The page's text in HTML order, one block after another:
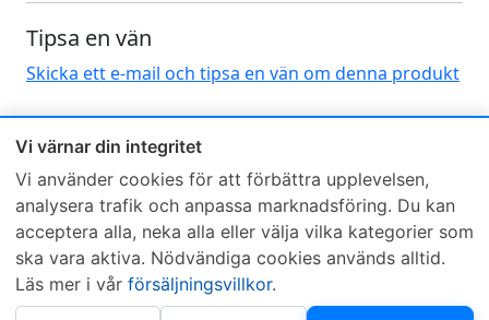
Vi värnar din integritet
Vi använder cookies för att förbättra upplevelsen,
analysera trafik och anpassa marknadsföring. Du kan
acceptera alla, neka alla eller välja vilka kategorier som
ska vara aktiva. Nödvändiga cookies används alltid.
Läs mer i vår försäljningsvillkor.
Tipsa en vän
Skicka ett e-mail och tipsa en vän om denna produkt
Sveriges mest sålda dieselbox
Kontakta KCR
Om KCR/Garantier
Sök KCR-box